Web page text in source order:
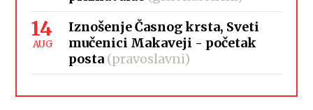
14
AUG
Iznošenje Časnog krsta, Sveti
mučenici Makaveji - početak
posta (pravoslavni)